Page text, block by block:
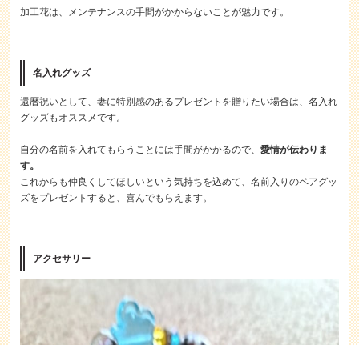
加工花は、メンテナンスの手間がかからないことが魅力です。
名入れグッズ
還暦祝いとして、妻に特別感のあるプレゼントを贈りたい場合は、名入れ
グッズもオススメです。
自分の名前を入れてもらうことには手間がかかるので、愛情が伝わりま
す。
これからも仲良くしてほしいという気持ちを込めて、名前入りのペアグッ
ズをプレゼントすると、喜んでもらえます。
アクセサリー